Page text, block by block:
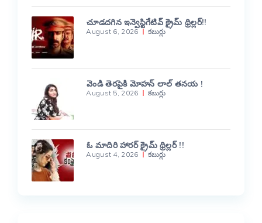
చూడదగిన ఇన్వెస్టిగేటివ్ క్రైమ్ థ్రిల్లర్!!
August 6, 2026 కబుర్లు
వెండి తెరపైకి మోహన్ లాల్ తనయ !
August 5, 2026 కబుర్లు
ఓ మాదిరి హారర్ క్రైమ్ థ్రిల్లర్ !!
August 4, 2026 కబుర్లు